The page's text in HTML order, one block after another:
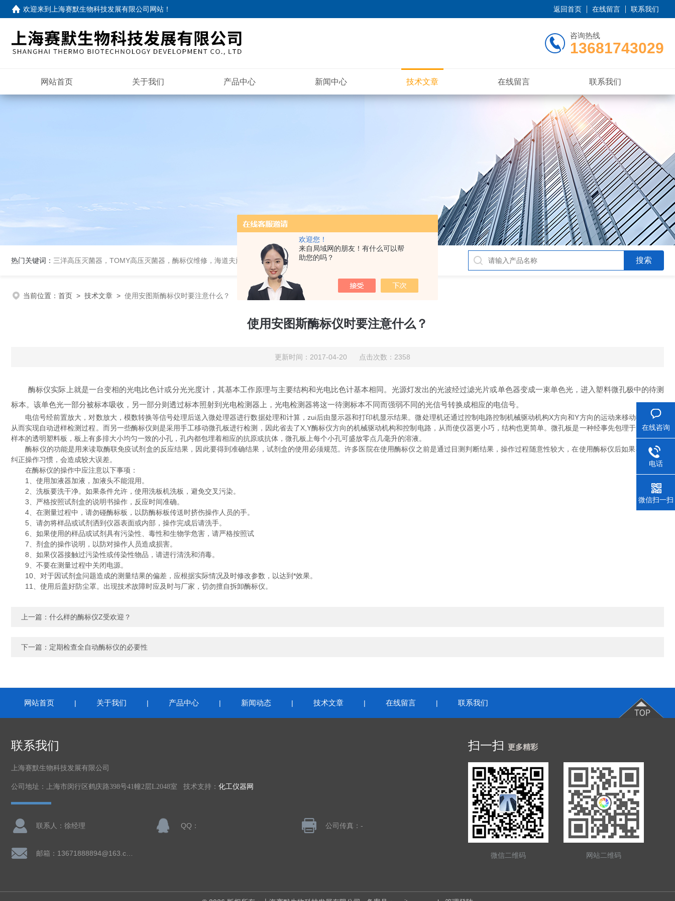
欢迎您！
来自局域网的朋友！有什么可以帮
助您的吗？
欢迎来到 上海赛默生物科技发展有限公司网站 ！ 返回首页 在线留言 联系我们
咨询热线
13681743029
网站首页 关于我们 产品中心 新闻中心 技术文章 在线留言 联系我们
热门关键词： 三洋高压灭菌器，TOMY高压灭菌器，酶标仪维修，海道夫旋转蒸发仪
当前位置： 首页 > 技术文章 > 使用安图斯酶标仪时要注意什么？
使用安图斯酶标仪时要注意什么？
更新时间：2017-04-20 点击次数：2358
酶标仪实际上就是一台变相的光电比色计或分光光度计，其基本工作原理与主要结构和光电比色计基本相同。光源灯发出的光波经过滤光片或单色器变成一束单色光，进入塑料微孔极中的待测
标本。该单色光一部分被标本吸收，另一部分则透过标本照射到光电检测器上，光电检测器将这一待测标本不同而强弱不同的光信号转换成相应的电信号。
电信号经前置放大，对数放大，模数转换等信号处理后送入微处理器进行数据处理和计算，zui后由显示器和打印机显示结果。微处理机还通过控制电路控制机械驱动机构X方向和Y方向的运动来移动微孔板，
从而实现自动进样检测过程。而另一些酶标仪则是采用手工移动微孔板进行检测，因此省去了X,Y酶标仪方向的机械驱动机构和控制电路，从而使仪器更小巧，结构也更简单。微孔板是一种经事先包理于放置待测
样本的透明塑料板，板上有多排大小均匀一致的小孔，孔内都包埋着相应的抗原或抗体，微孔板上每个小孔可盛放零点几毫升的溶液。
酶标仪的功能是用来读取酶联免疫试剂盒的反应结果，因此要得到准确结果，试剂盒的使用必须规范。许多医院在使用酶标仪之前是通过目测判断结果，操作过程随意性较大，在使用酶标仪后如果不能及时
纠正操作习惯，会造成较大误差。
在酶标仪的操作中应注意以下事项：
1、使用加液器加液，加液头不能混用。
2、洗板要洗干净。如果条件允许，使用洗板机洗板，避免交叉污染。
3、严格按照试剂盒的说明书操作，反应时间准确。
4、在测量过程中，请勿碰酶标板，以防酶标板传送时挤伤操作人员的手。
5、请勿将样品或试剂洒到仪器表面或内部，操作完成后请洗手。
6、如果使用的样品或试剂具有污染性、毒性和生物学危害，请严格按照试
7、剂盒的操作说明，以防对操作人员造成损害。
8、如果仪器接触过污染性或传染性物品，请进行清洗和消毒。
9、不要在测量过程中关闭电源。
10、对于因试剂盒问题造成的测量结果的偏差，应根据实际情况及时修改参数，以达到*效果。
11、使用后盖好防尘罩。出现技术故障时应及时与厂家，切勿擅自拆卸酶标仪。
上一篇： 什么样的酶标仪Z受欢迎？
下一篇： 定期检查全自动酶标仪的必要性
网站首页 | 关于我们 | 产品中心 | 新闻动态 | 技术文章 | 在线留言 | 联系我们
联系我们
上海赛默生物科技发展有限公司
公司地址：上海市闵行区鹤庆路398号41幢2层L2048室 技术支持： 化工仪器网
联系人：徐经理 QQ： 公司传真：-
扫一扫 更多精彩
微信二维码 网站二维码
在线咨询
电话
微信扫一扫